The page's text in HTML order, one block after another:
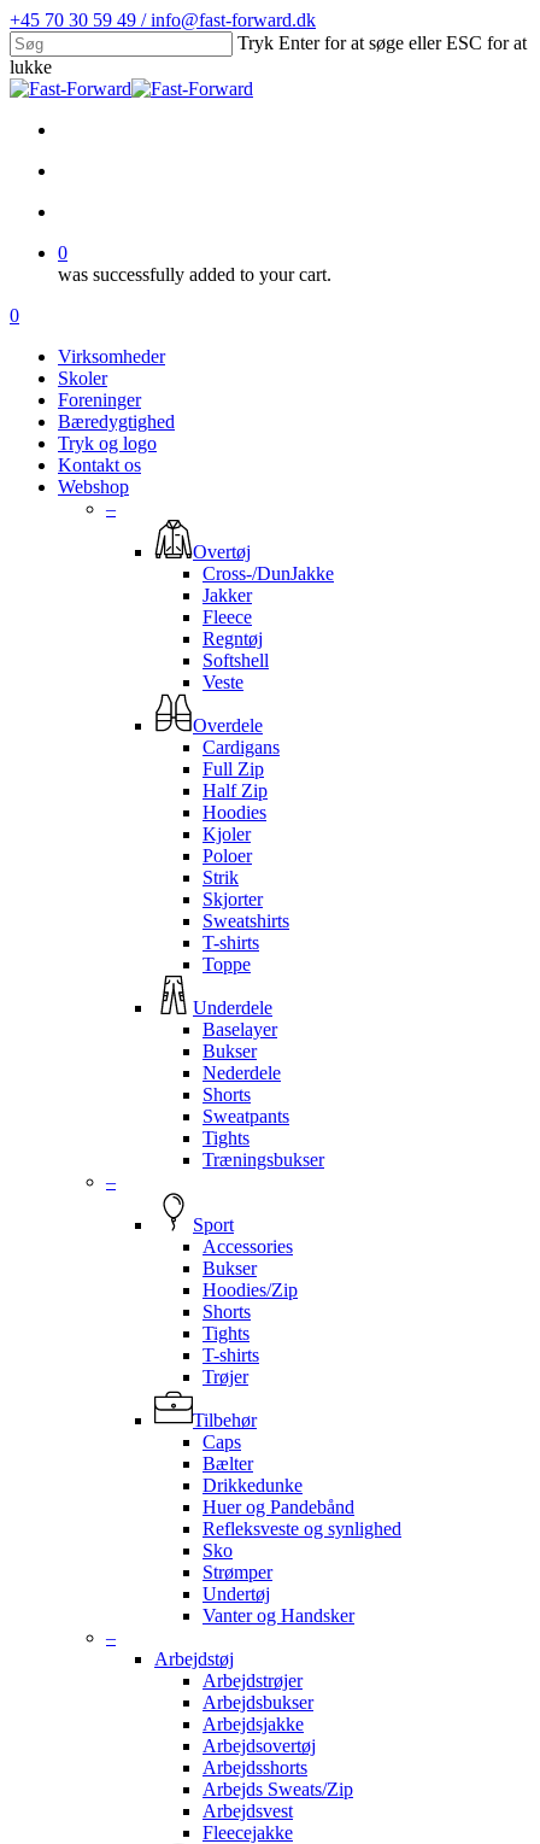
Skip
to
main
content
+45 70 30 59 49 / info@fast-forward.dk
Tryk Enter for at søge eller ESC for at
lukke
Close
0
was successfully added to your cart.
Menu
search
account
0
Virksomheder
Skoler
Foreninger
Bæredygtighed
Tryk og logo
Kontakt os
Webshop
–
Overtøj
Cross-/DunJakke
Jakker
Fleece
Regntøj
Softshell
Veste
Overdele
Cardigans
Full Zip
Half Zip
Hoodies
Kjoler
Poloer
Strik
Skjorter
Sweatshirts
T-shirts
Toppe
Underdele
Baselayer
Bukser
Nederdele
Shorts
Sweatpants
Tights
Træningsbukser
–
Sport
Accessories
Bukser
Hoodies/Zip
Shorts
Tights
T-shirts
Trøjer
Tilbehør
Caps
Bælter
Drikkedunke
Huer og Pandebånd
Refleksveste og synlighed
Sko
Strømper
Undertøj
Vanter og Handsker
–
Arbejdstøj
Arbejdstrøjer
Arbejdsbukser
Arbejdsjakke
Arbejdsovertøj
Arbejdsshorts
Arbejds Sweats/Zip
Arbejdsvest
Fleecejakke